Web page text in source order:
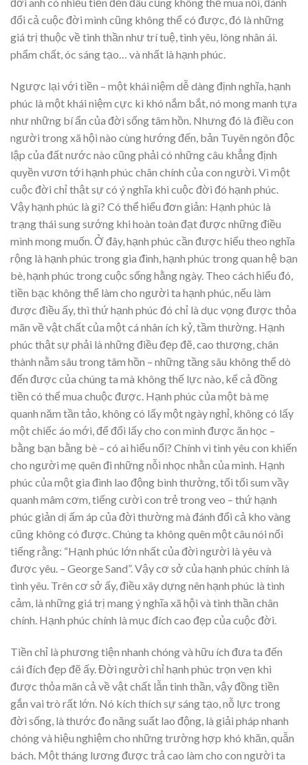
đời anh có nhiều tiền đến đâu cũng không thể mua nổi, đánh
đổi cả cuộc đời mình cũng không thể có được, đó là những
giá trị thuộc về tinh thần như trí tuệ, tình yêu, lòng nhân ái.
phẩm chất, óc sáng tạo… và nhất là hạnh phúc.
Ngược lại với tiền – một khái niệm dễ dàng định nghĩa, hạnh
phúc là một khái niệm cực kì khó nắm bắt, nó mong manh tựa
như những bí ẩn của đời sống tâm hồn. Nhưng đó là điều con
người trong xã hội nào cùng hướng đến, bản Tuyên ngôn độc
lập của đất nước nào cũng phải có những câu khẳng định
quyền vươn tới hạnh phúc chân chính của con người. Vì một
cuộc đời chỉ thật sự có ý nghĩa khi cuộc đời đó hạnh phúc.
Vậy hạnh phúc là gì? Có thể hiểu đơn giản: Hạnh phúc là
trạng thái sung sướng khi hoàn toàn đạt được những điều
mình mong muốn. Ở đây, hạnh phúc cần được hiểu theo nghĩa
rộng là hạnh phúc trong gia đình, hạnh phúc trong quan hệ bạn
bè, hạnh phúc trong cuộc sống hằng ngày. Theo cách hiểu đó,
tiền bạc không thể làm cho người ta hạnh phúc, nếu làm
được điều ấy, thì thứ hạnh phúc đó chỉ là dục vọng được thỏa
mãn về vật chất của một cá nhân ích kỷ, tầm thường. Hạnh
phúc thật sự phải là những điều đẹp đẽ, cao thượng, chân
thành nằm sâu trong tâm hồn – những tầng sâu không thể dò
đến được của chúng ta mà không thế lực nào, kể cả đồng
tiền có thể mua chuộc được. Hạnh phúc của một bà mẹ
quanh năm tần tảo, không có lấy một ngày nghỉ, không có lấy
một chiếc áo mới, để đổi lấy cho con mình được ăn học –
bằng bạn bằng bè – có ai hiểu nổi? Chính vì tình yêu con khiến
cho người mẹ quên đi những nỗi nhọc nhằn của mình. Hạnh
phúc của một gia đình lao động bình thường, tối tối sum vầy
quanh mâm cơm, tiếng cười con trẻ trong veo – thứ hạnh
phúc giản dị ấm áp của đời thường mà đánh đổi cả kho vàng
cũng không có được. Chúng ta không quên một câu nói nổi
tiếng rằng: “Hạnh phúc lớn nhất của đời người là yêu và
được yêu. – George Sand”. Vậy cơ sở của hạnh phúc chính là
tình yêu. Trên cơ sở ấy, điều xây dựng nên hạnh phúc là tình
cảm, là những giá trị mang ý nghĩa xã hội và tinh thần chân
chính. Hạnh phúc chính là mục đích cao đẹp của cuộc đời.
Tiền chỉ là phương tiện nhanh chóng và hữu ích đưa ta đến
cái đích đẹp đẽ ấy. Đời người chỉ hạnh phúc trọn vẹn khi
được thỏa mãn cả về vật chất lẫn tinh thần, vậy đồng tiền
gắn vai trò rất lớn. Nó kích thích sự sáng tạo, nỗ lực trong
đời sống, là thước đo năng suất lao động, là giải pháp nhanh
chóng và hiệu nghiệm cho những trường hợp khó khăn, quẫn
bách. Một tháng lương được trả cao làm cho con người ta